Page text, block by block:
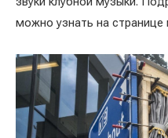
можно узнать на странице